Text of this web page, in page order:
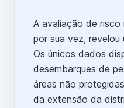
A avaliação de
por sua vez, revelou
Os únicos dados
desembarques de
áreas não
da extensão da